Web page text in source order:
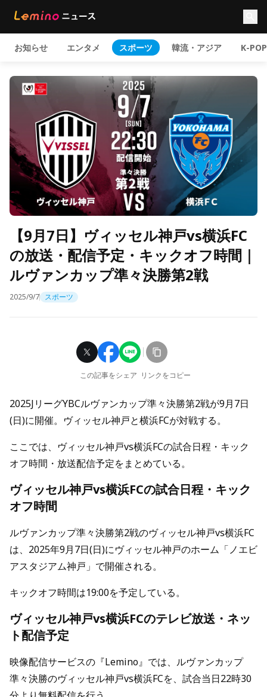
お知らせ エンタメ スポーツ 韓流・アジア K-POP
【9月7日】ヴィッセル神戸vs横浜FC
の放送・配信予定・キックオフ時間｜
ルヴァンカップ準々決勝第2戦
2025/9/7 スポーツ
この記事をシェア リンクをコピー
2025JリーグYBCルヴァンカップ準々決勝第2戦が9月7日
(日)に開催。ヴィッセル神戸と横浜FCが対戦する。
ここでは、ヴィッセル神戸vs横浜FCの試合日程・キック
オフ時間・放送配信予定をまとめている。
ヴィッセル神戸vs横浜FCの試合日程・キック
オフ時間
ルヴァンカップ準々決勝第2戦のヴィッセル神戸vs横浜FC
は、2025年9月7日(日)にヴィッセル神戸のホーム「ノエビ
アスタジアム神戸」で開催される。
キックオフ時間は19:00を予定している。
ヴィッセル神戸vs横浜FCのテレビ放送・ネッ
ト配信予定
映像配信サービスの『Lemino』では、ルヴァンカップ
準々決勝のヴィッセル神戸vs横浜FCを、試合当日22時30